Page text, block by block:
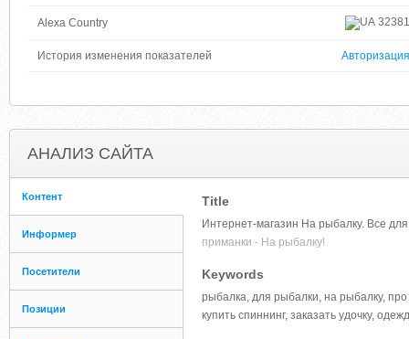
Alexa Country 32381
История изменения показателей Авторизация
АНАЛИЗ САЙТА
Контент
Информер
Посетители
Позиции
Title
Интернет-магазин На рыбалку. Все
приманки - На рыбалку!
Keywords
рыбалка, для рыбалки, на рыбалку,
купить спиннинг, заказать удочку,